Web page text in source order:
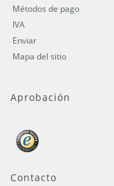
Métodos de pago
IVA
Enviar
Mapa del sitio
Aprobación
Contacto